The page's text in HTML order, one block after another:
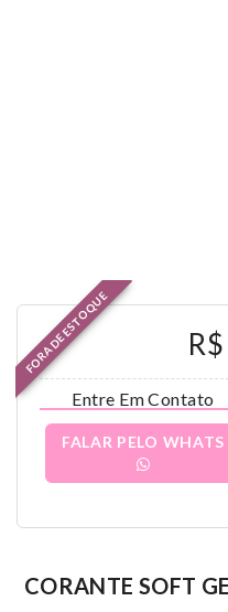
FORA DE ESTOQUE
Entre Em Contato
FALAR PELO WHATS
CORANTE SOFT